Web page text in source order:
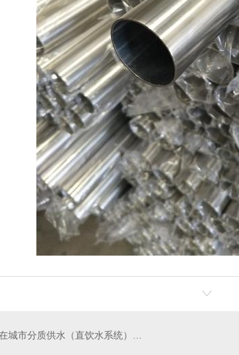
不锈钢管在城市分质供水（直饮水系统）的应用